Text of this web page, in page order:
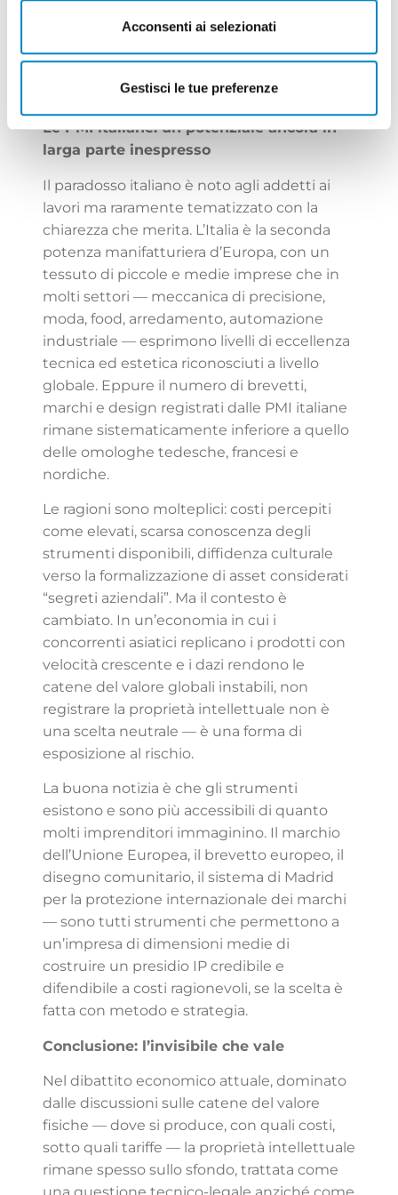
Acconsenti ai selezionati
Gestisci le tue preferenze
i flussi di licenza e royalty, ha conseguenze
dirette sul conto economico e sul bilancio.
In un’era di dazi, questa consapevolezza
condizione di sopravvivenza.
Le PMI italiane: un potenziale ancora in
larga parte inespresso
Il paradosso italiano è noto agli addetti ai
lavori ma raramente tematizzato con la
chiarezza che merita. L’Italia è la seconda
potenza manifatturiera d’Europa, con un
tessuto di piccole e medie imprese che in
molti settori — meccanica di precisione,
moda, food, arredamento, automazione
industriale — esprimono livelli di eccellenza
tecnica ed estetica riconosciuti a livello
globale. Eppure il numero di brevetti,
marchi e design registrati dalle PMI italiane
rimane sistematicamente inferiore a quello
delle omologhe tedesche, francesi e
nordiche.
Le ragioni sono molteplici: costi percepiti
come elevati, scarsa conoscenza degli
strumenti disponibili, diffidenza culturale
verso la formalizzazione di asset considerati
“segreti aziendali”. Ma il contesto è
cambiato. In un’economia in cui i
concorrenti asiatici replicano i prodotti con
velocità crescente e i dazi rendono le
catene del valore globali instabili, non
registrare la proprietà intellettuale non è
una scelta neutrale — è una forma di
esposizione al rischio.
La buona notizia è che gli strumenti
esistono e sono più accessibili di quanto
molti imprenditori immaginino. Il marchio
dell’Unione Europea, il brevetto europeo, il
disegno comunitario, il sistema di Madrid
per la protezione internazionale dei marchi
— sono tutti strumenti che permettono a
un’impresa di dimensioni medie di
costruire un presidio IP credibile e
difendibile a costi ragionevoli, se la scelta è
fatta con metodo e strategia.
Conclusione: l’invisibile che vale
Nel dibattito economico attuale, dominato
dalle discussioni sulle catene del valore
fisiche — dove si produce, con quali costi,
sotto quali tariffe — la proprietà intellettuale
rimane spesso sullo sfondo, trattata come